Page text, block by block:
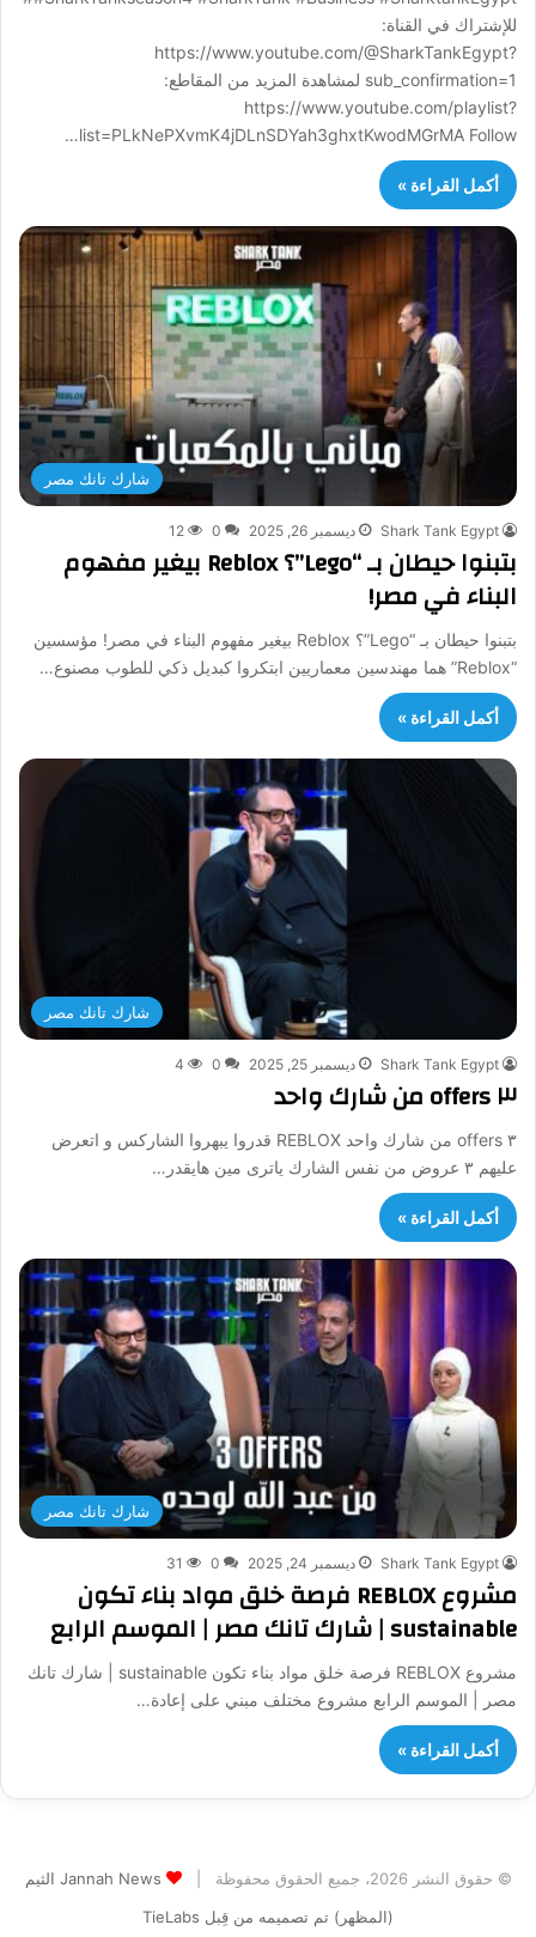
للإشتراك في القناة:
https://www.youtube.com/@SharkTankEgypt?
sub_confirmation=1 لمشاهدة المزيد من المقاطع:
https://www.youtube.com/playlist?
list=PLkNePXvmK4jDLnSDYah3ghxtKwodMGrMA Follow…
أكمل القراءة »
شارك تانك مصر
Shark Tank Egypt ديسمبر 26, 2025 0
12
بتبنوا حيطان بـ “Lego”؟ Reblox بيغير مفهوم
البناء في مصر!
بتبنوا حيطان بـ “Lego”؟ Reblox بيغير مفهوم البناء في مصر! مؤسسين
“Reblox” هما مهندسين معماريين ابتكروا كبديل ذكي للطوب مصنوع…
أكمل القراءة »
شارك تانك مصر
Shark Tank Egypt ديسمبر 25, 2025 0
4
٣ offers من شارك واحد
٣ offers من شارك واحد REBLOX قدروا يبهروا الشاركس و اتعرض
عليهم ٣ عروض من نفس الشارك ياترى مين هايقدر…
أكمل القراءة »
شارك تانك مصر
Shark Tank Egypt ديسمبر 24, 2025 0
31
مشروع REBLOX فرصة خلق مواد بناء تكون
sustainable | شارك تانك مصر | الموسم الرابع
مشروع REBLOX فرصة خلق مواد بناء تكون sustainable | شارك تانك
مصر | الموسم الرابع مشروع مختلف مبني على إعادة…
أكمل القراءة »
© حقوق النشر 2026، جميع الحقوق محفوظة |
Jannah News الثيم
(المظهر) تم تصميمه من قِبل TieLabs